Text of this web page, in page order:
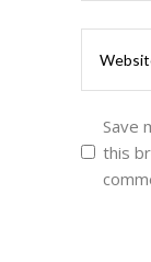
Save
this